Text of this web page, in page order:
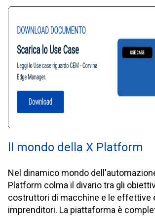
ll mondo della X Platform
Nel dinamico mondo
Platform colma il divario tra gli
costruttori di macchine e le effettive
imprenditori. La piattaforma è